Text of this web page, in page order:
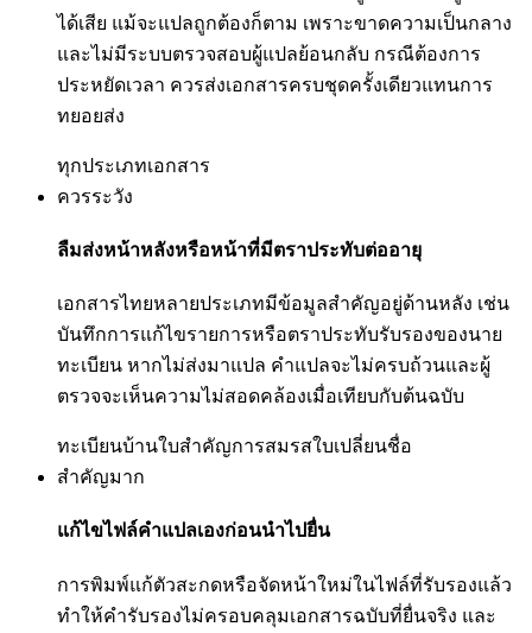
ได้เสีย แม้จะแปลถูกต้องก็ตาม เพราะขาดความเป็นกลาง
และไม่มีระบบตรวจสอบผู้แปลย้อนกลับ กรณีต้องการ
ประหยัดเวลา ควรส่งเอกสารครบชุดครั้งเดียวแทนการ
ทยอยส่ง
ทุกประเภทเอกสาร
ควรระวัง
ลืมส่งหน้าหลังหรือหน้าที่มีตราประทับต่ออายุ
เอกสารไทยหลายประเภทมีข้อมูลสำคัญอยู่ด้านหลัง เช่น
บันทึกการแก้ไขรายการหรือตราประทับรับรองของนาย
ทะเบียน หากไม่ส่งมาแปล คำแปลจะไม่ครบถ้วนและผู้
ตรวจจะเห็นความไม่สอดคล้องเมื่อเทียบกับต้นฉบับ
ทะเบียนบ้านใบสำคัญการสมรสใบเปลี่ยนชื่อ
สำคัญมาก
แก้ไขไฟล์คำแปลเองก่อนนำไปยื่น
การพิมพ์แก้ตัวสะกดหรือจัดหน้าใหม่ในไฟล์ที่รับรองแล้ว
ทำให้คำรับรองไม่ครอบคลุมเอกสารฉบับที่ยื่นจริง และ